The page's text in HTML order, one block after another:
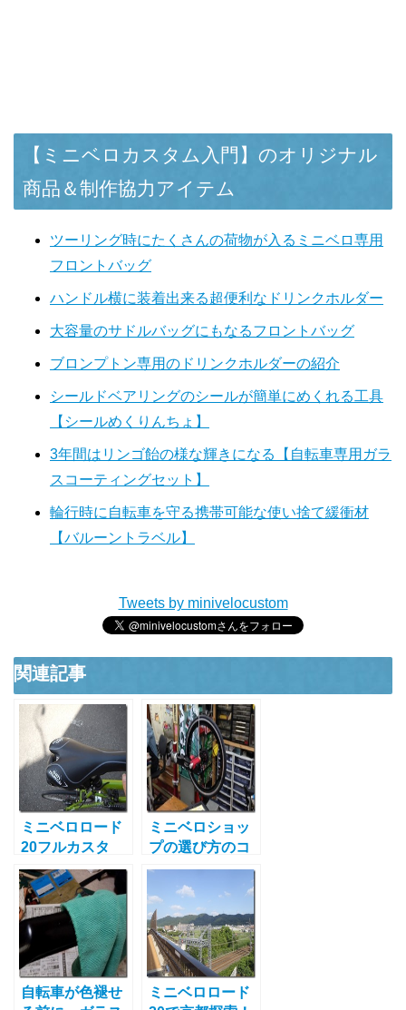
【ミニベロカスタム入門】のオリジナル
商品＆制作協力アイテム
ツーリング時にたくさんの荷物が入るミニベロ専用
フロントバッグ
ハンドル横に装着出来る超便利なドリンクホルダー
大容量のサドルバッグにもなるフロントバッグ
ブロンプトン専用のドリンクホルダーの紹介
シールドベアリングのシールが簡単にめくれる工具
【シールめくりんちょ】
3年間はリンゴ飴の様な輝きになる【自転車専用ガラ
スコーティングセット】
輪行時に自転車を守る携帯可能な使い捨て緩衝材
【バルーントラベル】
Tweets by minivelocustom
関連記事
ミニベロロード
20フルカスタ
ム！全ての部品
の説明付！読め
ば疑問は解決で
す
ミニベロショッ
プの選び方のコ
ツとおすすめシ
ョップ紹介！そ
の指針とは
自転車が色褪せ
ミニベロロード